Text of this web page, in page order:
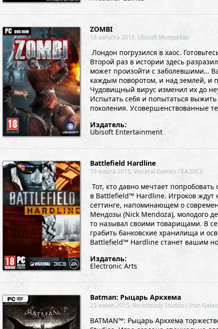
ZOMBI
18 августа 2015, Ubisoft Montpellier
Лондон погрузился в хаос.
Второй раз в истории здесь
может произойти с заболевшими…
каждым поворотом, и над землей, и
Чудовищный вирус изменил их до
Испытать себя и попытаться выжить
поколения. Усовершенствованные
Издатель:
Ubisoft Entertainment
Battlefield Hardline
19 марта 2015, Visceral Games / EA DICE
Тот, кто давно мечтает
в Battlefield™ Hardline. Игроков
сеттинге, напоминающем о
Мендозы (Nick Mendoza), молодого
то называл своими товарищами. В
грабить банковские хранилища и
Battlefield™ Hardline станет вашим
Издатель:
Electronic Arts
Batman: Рыцарь Аркхема
23 июня 2015, Rocksteady Studios / Iron
BATMAN™: Рыцарь Аркхема